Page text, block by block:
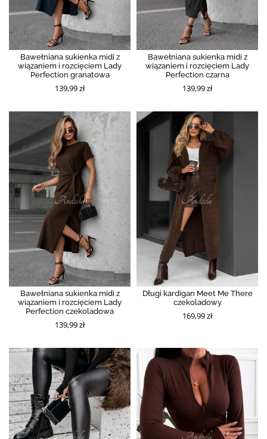
Bawełniana sukienka midi z
wiązaniem i rozcięciem Lady
Perfection granatowa
139,99 zł
Bawełniana sukienka midi z
wiązaniem i rozcięciem Lady
Perfection czarna
139,99 zł
Bawełniana sukienka midi z
wiązaniem i rozcięciem Lady
Perfection czekoladowa
139,99 zł
Długi kardigan Meet Me There
czekoladowy
169,99 zł